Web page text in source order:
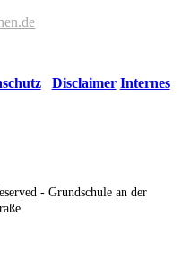
Disclaimer Internes
- Grundschule an der